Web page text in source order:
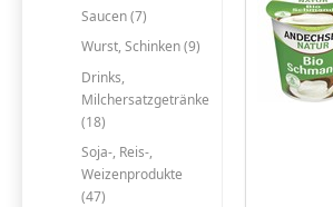
Saucen (7)
Wurst, Schinken (9)
Drinks,
Milchersatzgetränke
(18)
Soja-, Reis-,
Weizenprodukte
(47)